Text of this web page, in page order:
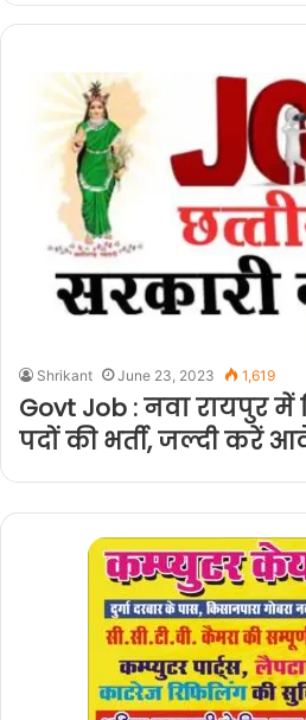
Shrikant June 23, 2023 1,619
Govt Job : नवा रायपुर
पदों की भर्ती, जल्दी करें